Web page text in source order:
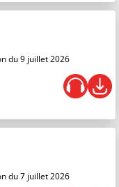
du 9 juillet 2026
du 7 juillet 2026